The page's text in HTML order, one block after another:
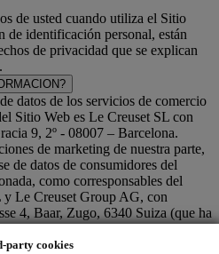
party cookies
de usted cuando utiliza el Sitio
identificación personal, están
de privacidad que se explican
datos de los servicios de comercio
Sitio Web es Le Creuset SL con
9, 2º - 08007 – Barcelona.
de marketing de nuestra parte,
de datos de consumidores del
como corresponsables del
y Le Creuset Group AG, con
4, Baar, Zugo, 6340 Suiza (que ha
la UE a Le Creuset SL, con
oficinas en Paseo de Gracia 9, 2º,